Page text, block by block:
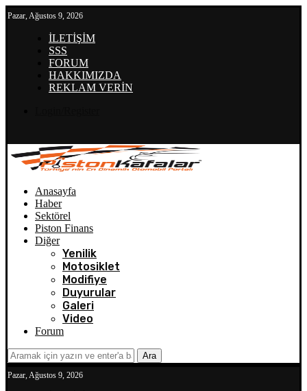
Pazar, Ağustos 9, 2026
İLETİŞİM
SSS
FORUM
HAKKIMIZDA
REKLAM VERİN
Anasayfa
Haber
Sektörel
Piston Finans
Diğer
Yenilik
Motosiklet
Modifiye
Duyurular
Galeri
Video
Forum
Ara
Pazar, Ağustos 9, 2026